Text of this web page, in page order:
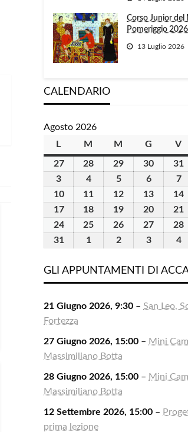
Corso Junior del
Pomeriggio
13 Luglio 2026
CALENDARIO
Agosto 2026
L lunedìM martedì
M mercoledì
G giovedì
V
2727
Luglio
2026
28
Luglio
2026
29
Luglio
2026
30
Luglio
2026
31
3
Agosto
2026
44
Agosto
2026
55
Agosto
2026
66
Agosto
2026
77
1010
Agosto
2026
11
Agosto
2026
12
Agosto
2026
13
Agosto
2026
14
1717
Agosto
18
Agosto
19
Agosto
20
Agosto
21
2424
Agosto
25
Agosto
26
Agosto
27
Agosto
28
3131
2026
11
2026
22
2026
33
2026
44
GLI APPUNTAMENTI DI
21 Giugno 2026, 9:30 –San Leo,
Fortezza
27 Giugno 2026, 15:00 – Mini
Massimiliano Botta
28 Giugno 2026, 15:00 – Mini
Massimiliano Botta
12 Settembre 2026, 15:00 –
prima lezione